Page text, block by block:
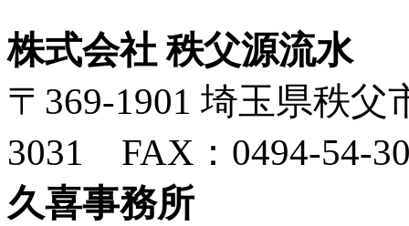
株式会社 秩父源流水
〒369-1901 埼玉県秩
3031 FAX：0494-54-
久喜事務所